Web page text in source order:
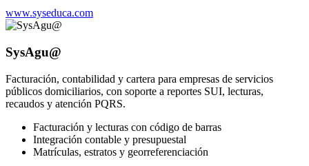
www.syseduca.com
SysAgu@
Facturación, contabilidad y cartera para empresas de servicios
públicos domiciliarios, con soporte a reportes SUI, lecturas,
recaudos y atención PQRS.
Facturación y lecturas con código de barras
Integración contable y presupuestal
Matrículas, estratos y georreferenciación